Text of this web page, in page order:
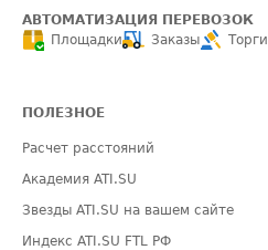
АВТОМАТИЗАЦИЯ ПЕРЕВОЗОК
Площадки
Заказы Торги
ПОЛЕЗНОЕ
Расчет расстояний
Академия ATI.SU
Звезды ATI.SU на вашем сайте
Индекс ATI.SU FTL РФ